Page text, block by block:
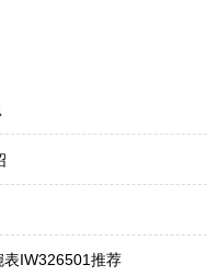
表IW326501推荐